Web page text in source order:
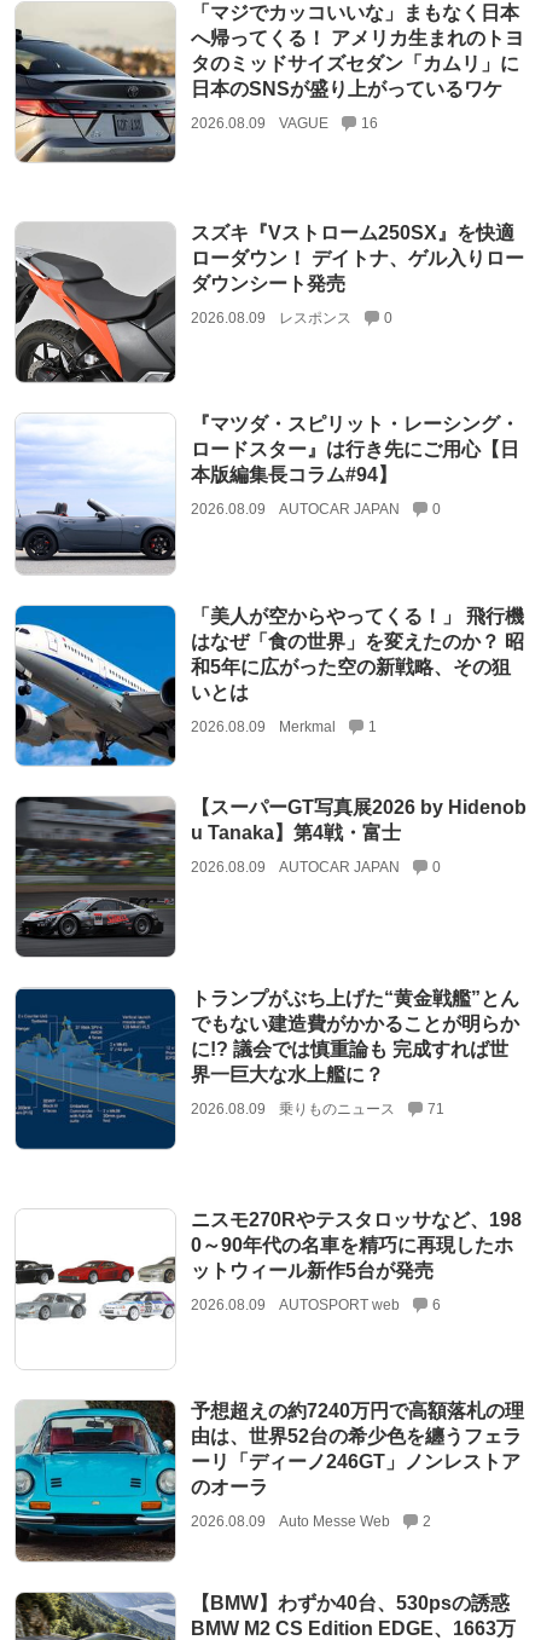
「マジでカッコいいな」まもなく日本
へ帰ってくる！ アメリカ生まれのトヨ
タのミッドサイズセダン「カムリ」に
日本のSNSが盛り上がっているワケ
2026.08.09 VAGUE 16
スズキ『Vストローム250SX』を快適
ローダウン！ デイトナ、ゲル入りロー
ダウンシート発売
2026.08.09 レスポンス 0
『マツダ・スピリット・レーシング・
ロードスター』は行き先にご用心【日
本版編集長コラム#94】
2026.08.09 AUTOCAR JAPAN 0
「美人が空からやってくる！」 飛行機
はなぜ「食の世界」を変えたのか？ 昭
和5年に広がった空の新戦略、その狙
いとは
2026.08.09 Merkmal 1
【スーパーGT写真展2026 by Hidenob
u Tanaka】第4戦・富士
2026.08.09 AUTOCAR JAPAN 0
トランプがぶち上げた“黄金戦艦”とん
でもない建造費がかかることが明らか
に!? 議会では慎重論も 完成すれば世
界一巨大な水上艦に？
2026.08.09 乗りものニュース 71
ニスモ270Rやテスタロッサなど、198
0～90年代の名車を精巧に再現したホ
ットウィール新作5台が発売
2026.08.09 AUTOSPORT web 6
予想超えの約7240万円で高額落札の理
由は、世界52台の希少色を纏うフェラ
ーリ「ディーノ246GT」ノンレストア
のオーラ
2026.08.09 Auto Messe Web 2
【BMW】わずか40台、530psの誘惑
BMW M2 CS Edition EDGE、1663万